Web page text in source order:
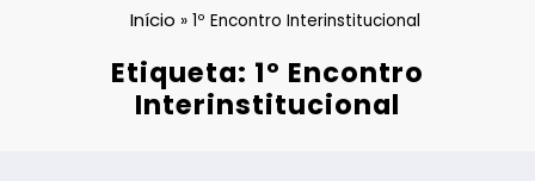
Início »1º Encontro Interinstitucional
Etiqueta: 1º Encontro
Interinstitucional